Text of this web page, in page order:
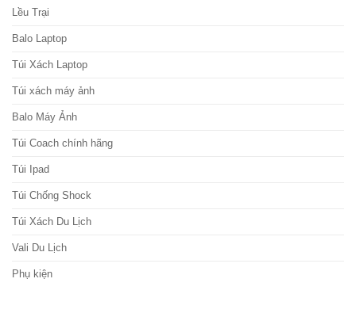
Lều Trại
Balo Laptop
Túi Xách Laptop
Túi xách máy ảnh
Balo Máy Ảnh
Túi Coach chính hãng
Túi Ipad
Túi Chống Shock
Túi Xách Du Lịch
Vali Du Lịch
Phụ kiện